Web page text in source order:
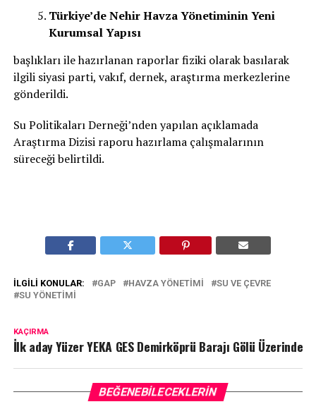
Türkiye’de Nehir Havza Yönetiminin Yeni
Kurumsal Yapısı
başlıkları ile hazırlanan raporlar fiziki olarak basılarak
ilgili siyasi parti, vakıf, dernek, araştırma merkezlerine
gönderildi.
Su Politikaları Derneği’nden yapılan açıklamada
Araştırma Dizisi raporu hazırlama çalışmalarının
süreceği belirtildi.
İLGILI KONULAR: GAP HAVZA YÖNETIMI
SU VE ÇEVRE
SU YÖNETIMI
KAÇIRMA
İlk aday Yüzer YEKA GES Demirköprü Barajı Gölü Üzerinde
BEĞENEBILECEKLERIN